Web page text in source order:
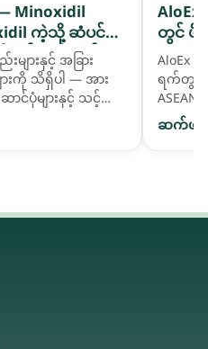
ကဲ့သို့ ဆံပင်ကျဲ
ထွင်ထားသည့် ဓာ
ျား
များနှင့် အခြား
ားကို သိရှိပါ — အား
ာင်ပုံများနှင့် သင့်
မည်သို့ရွေးချယ်
AloEx
တွင် ဖိ
AloEx
ရက်တွင်
နိုင်ငံခြ
ဆက်ဖတ်